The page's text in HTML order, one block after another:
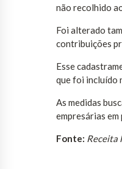
não recolhido
Foi alterado
contribuições
Esse
que foi incluído
As medidas
empresárias
Fonte: Receita